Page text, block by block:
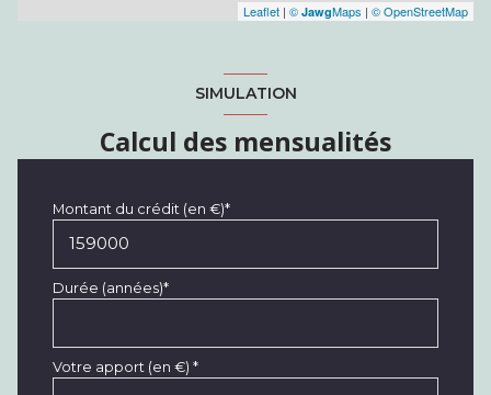
Leaflet | © JawgMaps | © OpenStreetMap
SIMULATION
Calcul des mensualités
Montant du crédit (en €)*
Durée (années)*
Votre apport (en €) *